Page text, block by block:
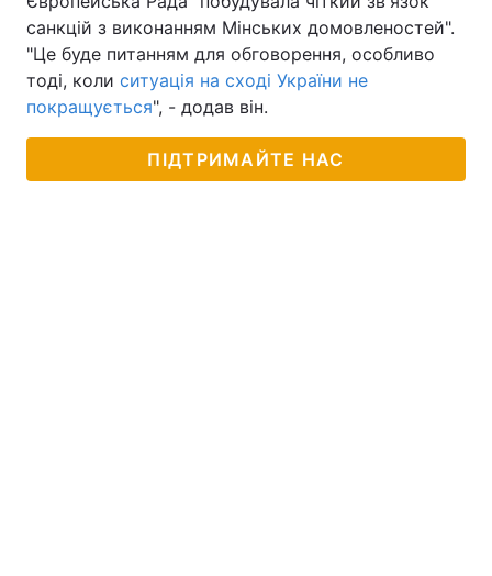
санкцій з виконанням Мінських домовленостей".
"Це буде питанням для обговорення, особливо
тоді, коли ситуація на сході України не
покращується", - додав він.
ПІДТРИМАЙТЕ НАС